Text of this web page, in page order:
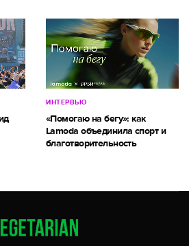
ИНТЕРВЬЮ
«Помогаю на бегу»: как
Lamoda объединила спорт и
благотворительность